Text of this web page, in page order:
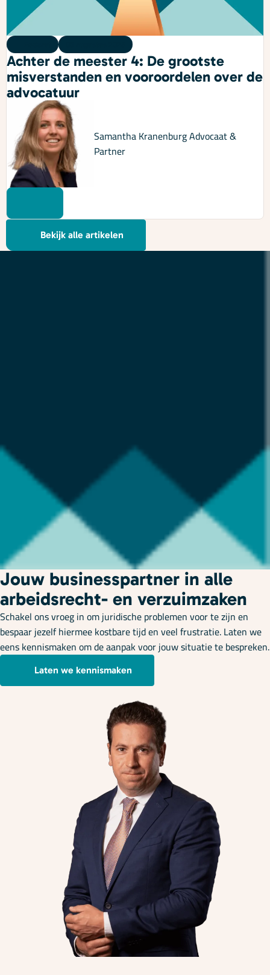
Achter de meester 4: De grootste
misverstanden en vooroordelen over de
advocatuur
Samantha KranenburgAdvocaat &
Partner
Bekijk alle artikelen
Jouw businesspartner in alle
arbeidsrecht- en verzuimzaken
Schakel ons vroeg in om juridische problemen voor te zijn en
bespaar jezelf hiermee kostbare tijd en veel frustratie. Laten we
eens kennismaken om de aanpak voor jouw situatie te bespreken.
Laten we kennismaken